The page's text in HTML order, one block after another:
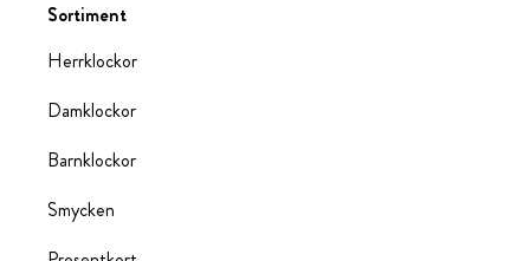
Sortiment
Herrklockor
Damklockor
Barnklockor
Smycken